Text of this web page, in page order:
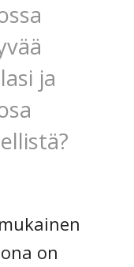
ja
on